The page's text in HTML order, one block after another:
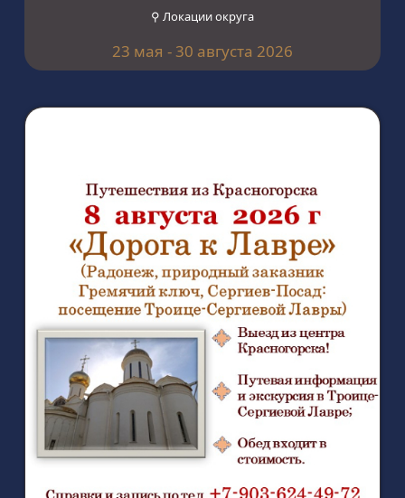
⚲ Локации округа
23 мая - 30 августа 2026